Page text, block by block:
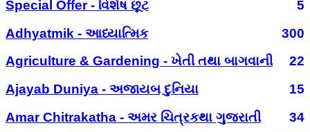
Special Offer - વિશેષ છૂટ
5
Adhyatmik - આધ્યાત્મિક
300
Agriculture & Gardening - ખેતી તથા બાગવાની
22
Ajayab Duniya - અજાયબ દુનિયા
15
Amar Chitrakatha - અમર ચિત્રકથા ગુજરાતી
34